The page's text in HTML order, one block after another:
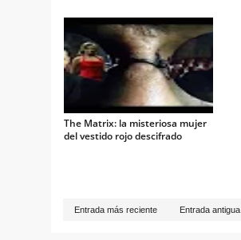
The Matrix: la misteriosa mujer
del vestido rojo descifrado
Entrada más reciente Entrada antigua